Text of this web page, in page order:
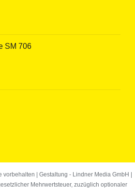
SM 706
vorbehalten | Gestaltung - Lindner Media GmbH
Mehrwertsteuer, zuzüglich optionaler